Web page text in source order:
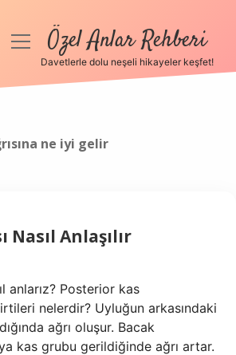
menüyüÖzel Anlar Rehberi
Davetlerle dolu neşeli hikayeler keşfet!
ne iyi gelir
Nasıl Anlaşılır
anlarız? Posterior kas
nelerdir? Uyluğun arkasındaki
ağrı oluşur. Bacak
kas grubu gerildiğinde ağrı artar.